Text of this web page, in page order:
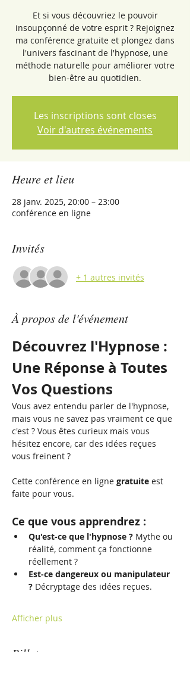
Et si vous découvriez le pouvoir
insoupçonné de votre esprit ? Rejoignez
ma conférence gratuite et plongez dans
l'univers fascinant de l'hypnose, une
méthode naturelle pour améliorer votre
bien-être au quotidien.
Les inscriptions sont closes
Voir d'autres événements
Heure et lieu
28 janv. 2025, 20:00 – 23:00
conférence en ligne
Invités
+ 1 autres invités
À propos de l'événement
Découvrez l'Hypnose :
Une Réponse à Toutes
Vos Questions
Vous avez entendu parler de l'hypnose,
mais vous ne savez pas vraiment ce que
c'est ? Vous êtes curieux mais vous
hésitez encore, car des idées reçues
vous freinent ?
Cette conférence en ligne gratuite est
faite pour vous.
Ce que vous apprendrez :
Qu'est-ce que l'hypnose ? Mythe ou
réalité, comment ça fonctionne
réellement ?
Est-ce dangereux ou manipulateur
? Décryptage des idées reçues.
Afficher plus
Billets